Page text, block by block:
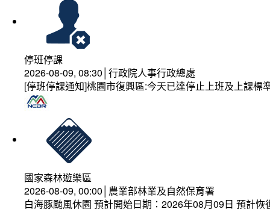
停班停課
2026-08-09, 08:30│行政院人事行政總處
[停班停課通知]桃園市復興區:今天已達停止上班及上課
國家森林遊樂區
2026-08-09, 00:00│農業部林業及自然保育署
白海豚颱風休園 預計開始日期：2026年08月09日 預計